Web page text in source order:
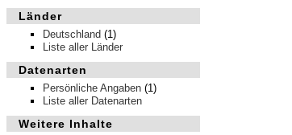
Länder
Deutschland (1)
Liste aller Länder
Datenarten
Persönliche Angaben (1)
Liste aller Datenarten
Weitere Inhalte